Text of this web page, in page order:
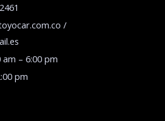
/
am – 6:00 pm
pm